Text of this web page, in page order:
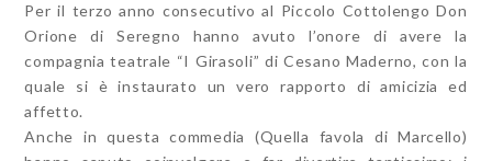
Per il terzo anno consecutivo al Piccolo Cottolengo Don
Orione di Seregno hanno avuto l’onore di avere la
compagnia teatrale “I Girasoli” di Cesano Maderno, con la
quale si è instaurato un vero rapporto di amicizia ed
affetto.
Anche in questa commedia (Quella favola di Marcello)